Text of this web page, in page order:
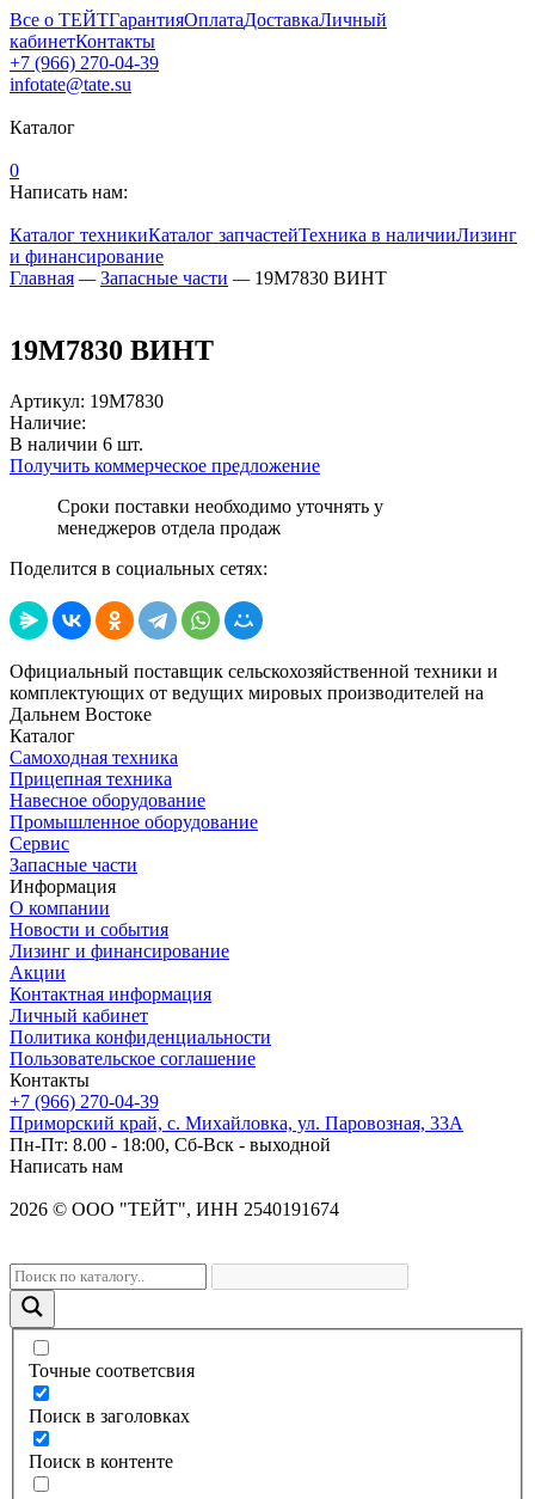
Все о ТЕЙТГарантияОплатаДоставкаЛичный
кабинетКонтакты
+7 (966) 270-04-39
infotate@tate.su
Каталог
0
Написать нам:
Каталог техникиКаталог запчастейТехника в наличииЛизинг
и финансирование
Главная — Запасные части — 19M7830 ВИНТ
19M7830 ВИНТ
Артикул: 19M7830
Наличие:
В наличии 6 шт.
Получить коммерческое предложение
Сроки поставки необходимо уточнять у
менеджеров отдела продаж
Поделится в социальных сетях:
Официальный поставщик сельскохозяйственной техники и
комплектующих от ведущих мировых производителей на
Дальнем Востоке
Каталог
Самоходная техника
Прицепная техника
Навесное оборудование
Промышленное оборудование
Сервис
Запасные части
Информация
О компании
Новости и события
Лизинг и финансирование
Акции
Контактная информация
Личный кабинет
Политика конфиденциальности
Пользовательское соглашение
Контакты
+7 (966) 270-04-39
Приморский край, с. Михайловка, ул. Паровозная, 33А
Пн-Пт: 8.00 - 18:00, Сб-Вск - выходной
Написать нам
2026 © OOO "ТЕЙТ", ИНН 2540191674
Точные соответсвия
Поиск в заголовках
Поиск в контенте